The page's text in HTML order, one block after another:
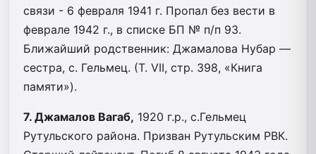
связи - 6 февраля 1941 г. Пропал без вести в
феврале 1942 г., в списке БП № п/п 93.
Ближайший родственник: Джамалова Нубар —
сестра, с. Гельмец. (Т. VII, стр. 398, «Книга
памяти»).
7. Джамалов Вагаб, 1920 г.р., с.Гельмец
Рутульского района. Призван Рутульским РВК.